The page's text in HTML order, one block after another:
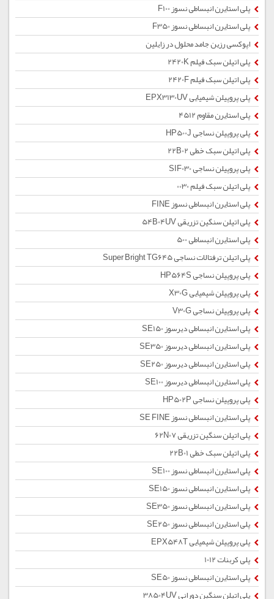
پلی استایرن انبساطی نسوز F100
پلی استایرن انبساطی نسوز F350
اپوکسی رزین جامد محلول در زایلین
پلی اتیلن سبک فیلم 2420K
پلی اتیلن سبک فیلم 2420F
پلی پروپیلن شیمیایی EPX3130UV
پلی استایرن مقاوم 4512
پلی پروپیلن نساجی HP500J
پلی اتیلن سبک خطی 22B02
پلی پروپیلن نساجی SIF030
پلی اتیلن سبک فیلم 0030
پلی استایرن انبساطی نسوز FINE
پلی اتیلن سنگین تزریقی 54B04UV
پلی استایرن انبساطی 500
پلی اتیلن ترفتالات نساجی Super Bright TG645
پلی پروپیلن نساجی HP564S
پلی پروپیلن شیمیایی X30G
پلی پروپیلن نساجی V30G
پلی استایرن انبساطی دیرسوز SE150
پلی استایرن انبساطی دیرسوز SE350
پلی استایرن انبساطی دیرسوز SE250
پلی استایرن انبساطی دیرسوز SE100
پلی پروپیلن نساجی HP502P
پلی استایرن انبساطی نسوز SE FINE
پلی اتیلن سنگین تزریقی 62N07
پلی اتیلن سبک خطی 22B01
پلی استایرن انبساطی نسوز SE100
پلی استایرن انبساطی نسوز SE150
پلی استایرن انبساطی نسوز SE350
پلی استایرن انبساطی نسوز SE250
پلی پروپیلن شیمیایی EPX548T
پلی کربنات 1012
پلی استایرن انبساطی نسوز SE50
پلی اتیلن سنگین دورانی 38504UV